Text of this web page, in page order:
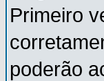
Primeiro
poderão